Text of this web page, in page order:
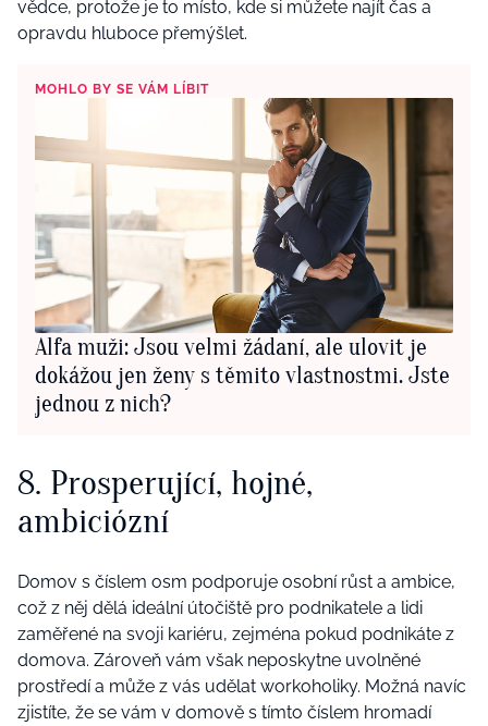
vědce, protože je to místo, kde si můžete najít čas a
opravdu hluboce přemýšlet.
MOHLO BY SE VÁM LÍBIT
Alfa muži: Jsou velmi žádaní, ale ulovit je
dokážou jen ženy s těmito vlastnostmi. Jste
jednou z nich?
8. Prosperující, hojné,
ambiciózní
Domov s číslem osm podporuje osobní růst a ambice,
což z něj dělá ideální útočiště pro podnikatele a lidi
zaměřené na svoji kariéru, zejména pokud podnikáte z
domova. Zároveň vám však neposkytne uvolněné
prostředí a může z vás udělat workoholiky. Možná navíc
zjistíte, že se vám v domově s tímto číslem hromadí